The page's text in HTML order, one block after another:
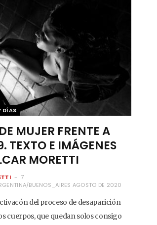
DÍAS
MUJER FRENTE A
TEXTO E IMÁGENES
MORETTI
7
BUENOS_AIRES AGOSTO DE 2020
del proceso de desaparición
cuerpos, que quedan solos consigo